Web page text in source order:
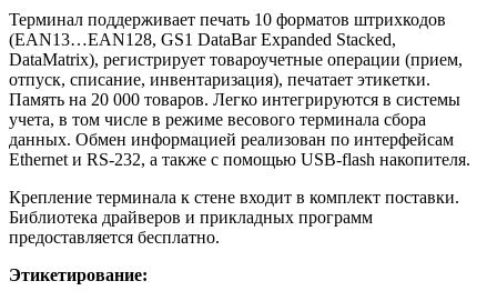
Терминал поддерживает печать 10 форматов штрихкодов
(EAN13…EAN128, GS1 DataBar Expanded Stacked,
DataMatrix), регистрирует товароучетные операции (прием,
отпуск, списание, инвентаризация), печатает этикетки.
Память на 20 000 товаров. Легко интегрируются в системы
учета, в том числе в режиме весового терминала сбора
данных. Обмен информацией реализован по интерфейсам
Ethernet и RS-232, а также с помощью USB-flash накопителя.
Крепление терминала к стене входит в комплект поставки.
Библиотека драйверов и прикладных программ
предоставляется бесплатно.
Этикетирование: